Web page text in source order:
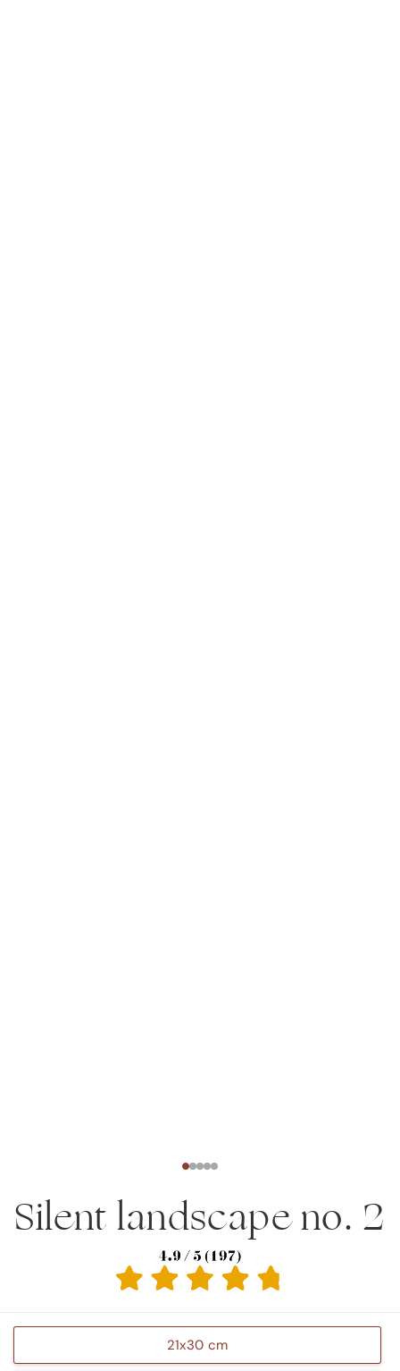
Silent landscape no. 2
21x30 cm